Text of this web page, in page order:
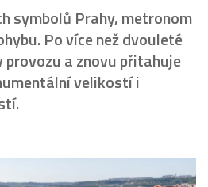
symbolů Prahy, metronom
Po více než dvouleté
provozu a znovu přitahuje
velikostí i